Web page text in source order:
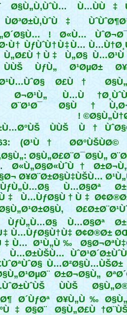
Ø§Ù„Ù‚ÙˆÙ…
! Ø«Ù…
ÙƒÙˆÙ†Ù‡Ù…
Ù„Ø£Ù†Ù‡ Ù„Ø§
ÙÙŠ ÙƒÙ„ Ø¹ØµØ±
Ø£Ù†
Ø¨Ø¹Ø¯
ÙÙŠ
263: (Ø¹Ù† Ø­Ø°ÙŠÙØ©
Ø§Ù„Ø£Ø¨Ø¯Ø§Ù„
Ø¥Ø¨Ø±Ø§Ù‡ÙŠÙ…
Ù…Ø§Øª
Ù…ÙƒØ§Ù†Ù‡
ÙƒÙ„Ù…Ø§ Ù…Ø§Øª
Ù…ÙƒØ§Ù†Ù‡ Ø¢Ø®Ø±
Ø¹Ù„Ù‰
Ù…Ø²Ø§Ù…ÙŠØ±
Ø±Ø¬Ø§Ù„
ÙÙŠ
Ø´ÙƒØª Ø¥Ù„Ù‰